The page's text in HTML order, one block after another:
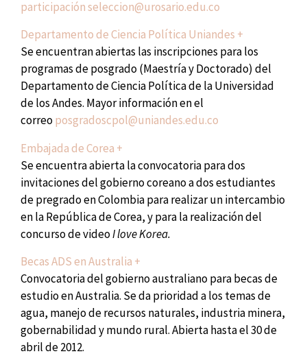
participaciónseleccion@urosario.edu.co
Departamento de Ciencia Política Uniandes +
Se encuentran abiertas las inscripciones para los
programas de posgrado (Maestría y Doctorado) del
Departamento de Ciencia Política de la Universidad
de los Andes. Mayor información en el
correoposgradoscpol@uniandes.edu.co
Embajada de Corea +
Se encuentra abierta la convocatoria para dos
invitaciones del gobierno coreano a dos estudiantes
de pregrado en Colombia para realizar un intercambio
en la República de Corea, y para la realización del
concurso de videoI love Korea.
Becas ADS en Australia +
Convocatoria del gobierno australiano para becas de
estudio en Australia. Se da prioridad a los temas de
agua, manejo de recursos naturales, industria minera,
gobernabilidad y mundo rural. Abierta hasta el 30 de
abril de 2012.